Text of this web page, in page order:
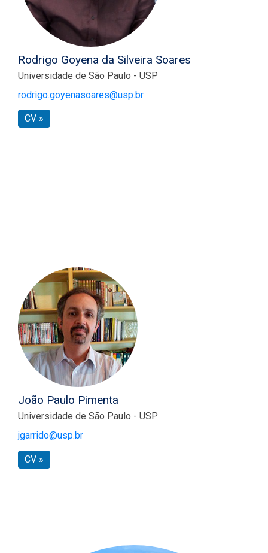
Rodrigo Goyena da Silveira Soares
Universidade de São Paulo - USP
rodrigo.goyenasoares@usp.br
CV »
João Paulo Pimenta
Universidade de São Paulo - USP
jgarrido@usp.br
CV »